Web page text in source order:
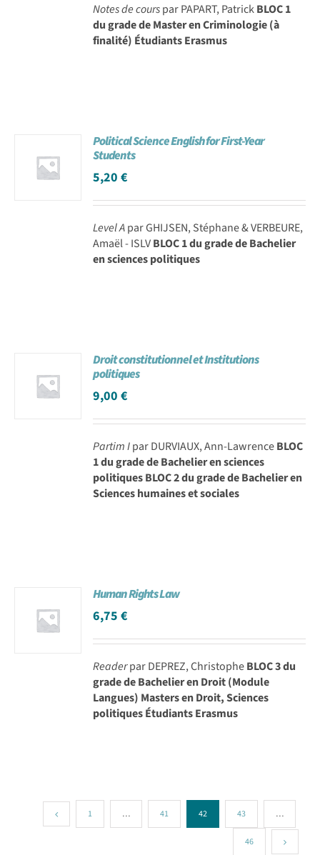
Notes de courspar PAPART, PatrickBLOC 1
du grade de Master en Criminologie (à
finalité) Étudiants Erasmus
Political Science English for First-Year
Students
5,20€
Level Apar GHIJSEN, Stéphane & VERBEURE,
Amaël - ISLVBLOC 1 du grade de Bachelier
en sciences politiques
Droit constitutionnel et Institutions
politiques
9,00€
Partim Ipar DURVIAUX, Ann-LawrenceBLOC
1 du grade de Bachelier en sciences
politiques BLOC 2 du grade de Bachelier en
Sciences humaines et sociales
Human Rights Law
6,75€
Readerpar DEPREZ, ChristopheBLOC 3 du
grade de Bachelier en Droit (Module
Langues) Masters en Droit, Sciences
politiques Étudiants Erasmus
1 … 41 42 43 …
46